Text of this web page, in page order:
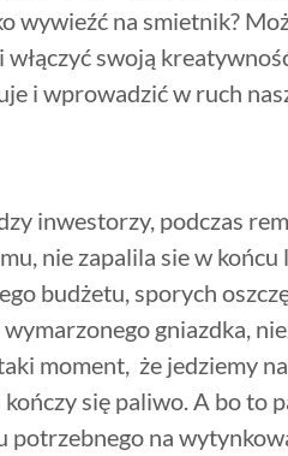
wywieźć na smietnik?
włączyć swoją
i wprowadzić w ruch
inwestorzy, podczas
nie zapalila sie w
budżetu, sporych
gniazdka,
moment, że jedziemy
się paliwo. A bo to
potrzebnego na